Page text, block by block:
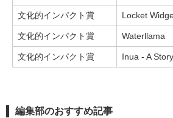
文化的インパクト賞 Locket
文化的インパクト賞 Waterllama
文化的インパクト賞 Inua - A
編集部のおすすめ記事